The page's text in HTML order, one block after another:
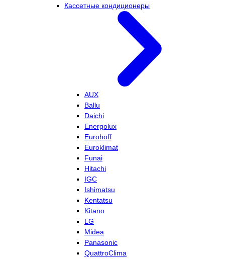
Кассетные кондиционеры
AUX
Ballu
Daichi
Energolux
Eurohoff
Euroklimat
Funai
Hitachi
IGC
Ishimatsu
Kentatsu
Kitano
LG
Midea
Panasonic
QuattroClima